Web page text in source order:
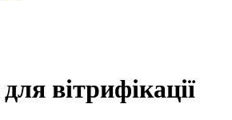
вітрифікації